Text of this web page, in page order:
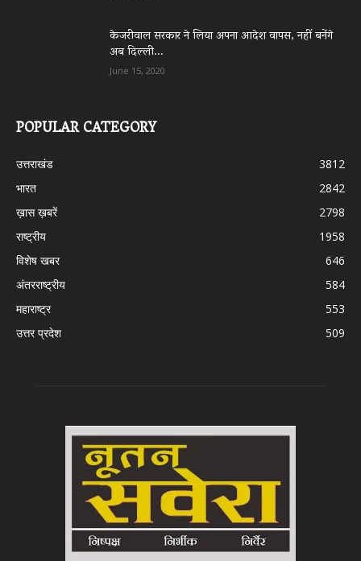
केजरीवाल सरकार ने लिया अपना आदेश वापस, नहीं बनेंगे
अब दिल्ली...
June 15, 2020
POPULAR CATEGORY
उत्तराखंड
3812
भारत
2842
ख़ास ख़बरें
2798
राष्ट्रीय
1958
विशेष खबर
646
अंतरराष्ट्रीय
584
महाराष्ट्र
553
उत्तर प्रदेश
509